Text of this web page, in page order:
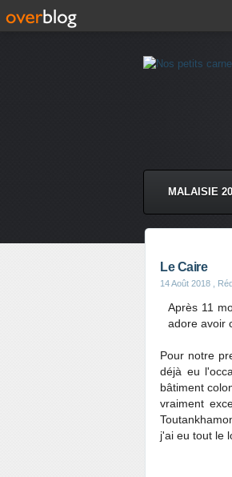
MALAISIE
Le Caire
14 Août 2018 ,
Après 11
adore avoir
Pour notre
déjà eu
bâtiment
vraiment
j'ai eu tout le